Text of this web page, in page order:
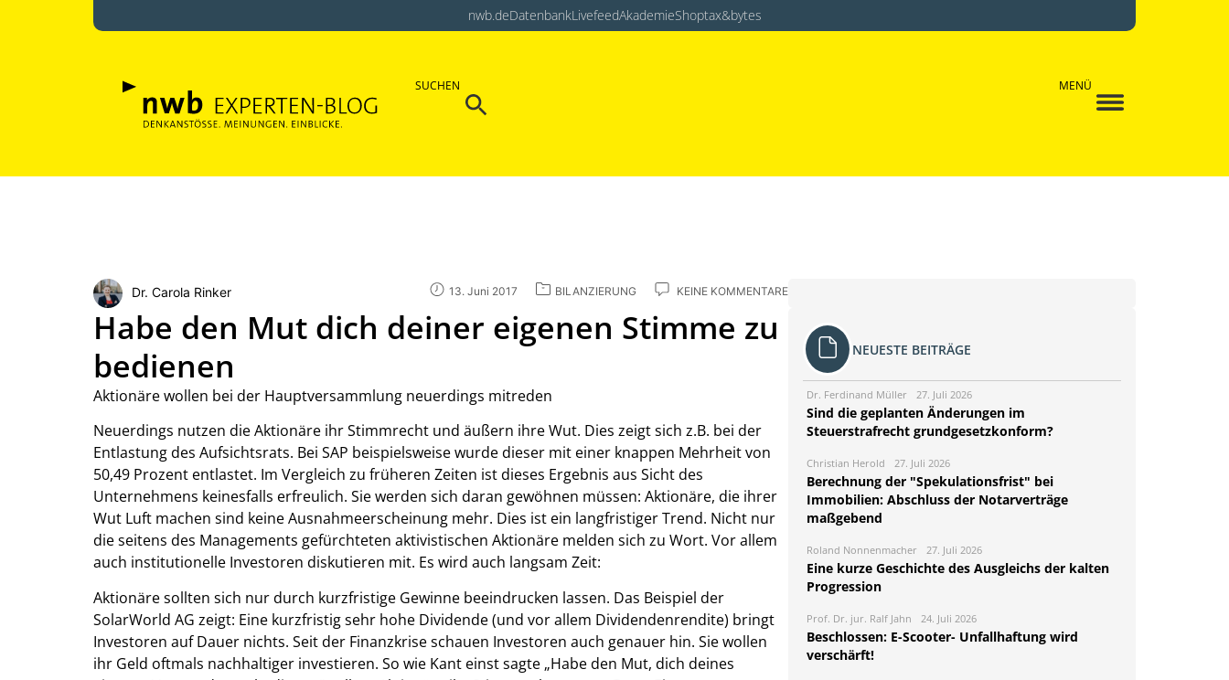
nwb.deDatenbankLivefeedAkademieShoptax&bytes
SUCHEN
Search
MENÜ
Dr. Carola Rinker 13. Juni 2017 BILANZIERUNG KEINE KOMMENTARE
Habe den Mut dich deiner eigenen Stimme zu
bedienen
Aktionäre wollen bei der Hauptversammlung neuerdings mitreden
Neuerdings nutzen die Aktionäre ihr Stimmrecht und äußern ihre Wut. Dies zeigt sich z.B. bei der
Entlastung des Aufsichtsrats. Bei SAP beispielsweise wurde dieser mit einer knappen Mehrheit von
50,49 Prozent entlastet. Im Vergleich zu früheren Zeiten ist dieses Ergebnis aus Sicht des
Unternehmens keinesfalls erfreulich. Sie werden sich daran gewöhnen müssen: Aktionäre, die ihrer
Wut Luft machen sind keine Ausnahmeerscheinung mehr. Dies ist ein langfristiger Trend. Nicht nur
die seitens des Managements gefürchteten aktivistischen Aktionäre melden sich zu Wort. Vor allem
auch institutionelle Investoren diskutieren mit. Es wird auch langsam Zeit:
Aktionäre sollten sich nur durch kurzfristige Gewinne beeindrucken lassen. Das Beispiel der
SolarWorld AG zeigt: Eine kurzfristig sehr hohe Dividende (und vor allem Dividendenrendite) bringt
Investoren auf Dauer nichts. Seit der Finanzkrise schauen Investoren auch genauer hin. Sie wollen
ihr Geld oftmals nachhaltiger investieren. So wie Kant einst sagte „Habe den Mut, dich deines
NEUESTE BEITRÄGE
Dr. Ferdinand Müller 27. Juli 2026
Sind die geplanten Änderungen im
Steuerstrafrecht grundgesetzkonform?
Christian Herold 27. Juli 2026
Berechnung der "Spekulationsfrist" bei
Immobilien: Abschluss der Notarverträge
maßgebend
Roland Nonnenmacher 27. Juli 2026
Eine kurze Geschichte des Ausgleichs der kalten
Progression
Prof. Dr. jur. Ralf Jahn 24. Juli 2026
Beschlossen: E-Scooter- Unfallhaftung wird
verschärft!